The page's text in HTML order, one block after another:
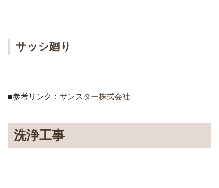
サッシ廻り
■参考リンク： サンスター株式会社
洗浄工事